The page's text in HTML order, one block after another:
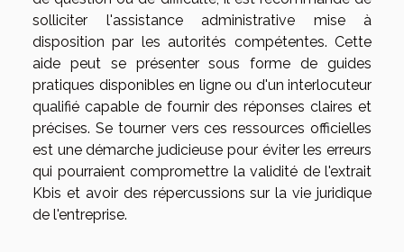
solliciter l'assistance administrative mise à
disposition par les autorités compétentes. Cette
aide peut se présenter sous forme de guides
pratiques disponibles en ligne ou d'un interlocuteur
qualifié capable de fournir des réponses claires et
précises. Se tourner vers ces ressources officielles
est une démarche judicieuse pour éviter les erreurs
qui pourraient compromettre la validité de l'extrait
Kbis et avoir des répercussions sur la vie juridique
de l'entreprise.